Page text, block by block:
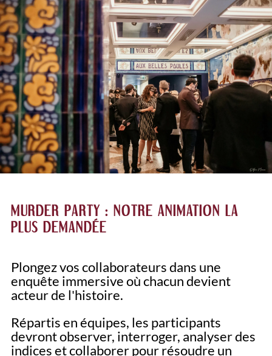
MURDER PARTY : NOTRE ANIMATION LA
PLUS DEMANDÉE
Plongez vos collaborateurs dans une
enquête immersive où chacun devient
acteur de l'histoire.
Répartis en équipes, les participants
devront observer, interroger, analyser des
indices et collaborer pour résoudre un